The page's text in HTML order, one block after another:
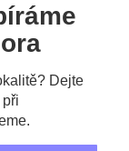
Dejte
při